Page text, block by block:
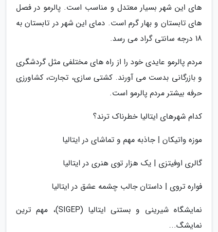
های این شهر بسیار معتدل و مناسب است. پالرمو در فصل
های تابستان و بهار گرم است. دمای این شهر در تابستان به
18 درجه سانتی گراد می رسد.
مردم پالرمو عایدی خود را از راه های مختلفی مثل گردشگری
و بازرگانی بدست می آورند. کشتی سازی، تجارت، کشاورزی
حرفه بیشتر مردم پالرمو است.
کدام شهرهای ایتالیا خطرناک ترند؟
موزه واتیکان | جاذبه مهم و تماشای در ایتالیا
گالری اوفیتزی | یک هزار توی هنری در ایتالیا
فواره تروی | داستان جالب چشمه عشق در ایتالیا
نمایشگاه شیرینی و بستنی ایتالیا (SIGEP)، مهم ترین
نمایشگ...